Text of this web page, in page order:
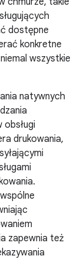
dostępne
konkretne
wszystkie
natywnych
drukowania,
zapewnia też